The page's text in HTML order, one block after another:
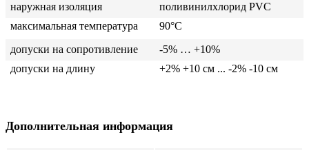
наружная изоляция
поливинилхлорид PVC
максимальная температура
90°C
допуски на сопротивление
-5% … +10%
допуски на длину
+2% +10 см ... -2% -10 см
Дополнительная информация